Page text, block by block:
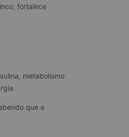
fortalece
metabolismo
que a